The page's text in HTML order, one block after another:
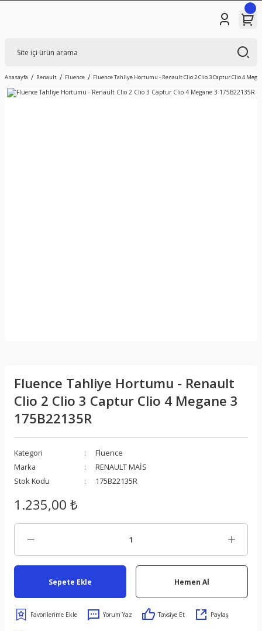
Anasayfa Renault Fluence Fluence Tahliye Hortumu - Renault Clio 2 Clio 3 Captur Clio 4
Fluence Tahliye Hortumu - Renault
Clio 2 Clio 3 Captur Clio 4 Megane 3
175B22135R
Kategori
Fluence
Marka
RENAULT MAİS
Stok Kodu
175B22135R
1.235,00 ₺
Sepete Ekle Hemen Al
Yorum Yaz Tavsiye Et Paylaş